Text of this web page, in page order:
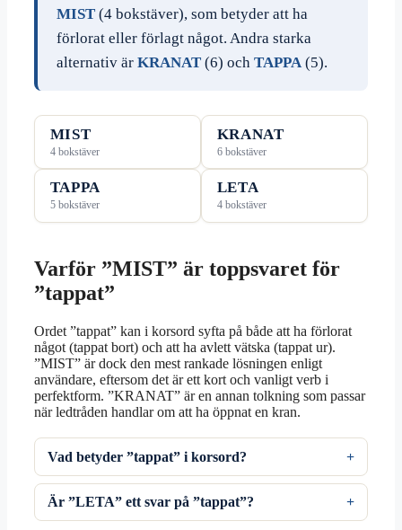
MIST(4 bokstäver), som betyder att ha
förlorat eller förlagt något. Andra starka
alternativ är KRANAT(6) och TAPPA(5).
MIST
4 bokstäver
KRANAT
6 bokstäver
TAPPA
5 bokstäver
LETA
4 bokstäver
Varför ”MIST” är toppsvaret för
”tappat”
Ordet ”tappat” kan i korsord syfta på både att ha förlorat
något (tappat bort) och att ha avlett vätska (tappat ur).
”MIST” är dock den mest rankade lösningen enligt
användare, eftersom det är ett kort och vanligt verb i
perfektform. ”KRANAT” är en annan tolkning som passar
när ledtråden handlar om att ha öppnat en kran.
Vad betyder ”tappat” i korsord?
Är ”LETA” ett svar på ”tappat”?